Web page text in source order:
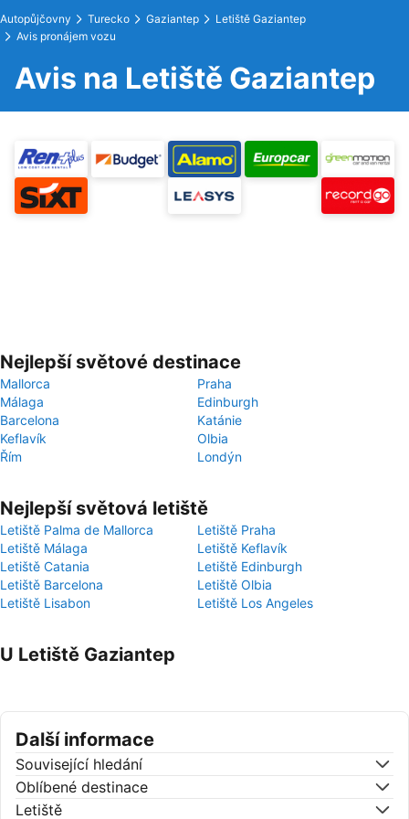
Autopůjčovny Turecko Gaziantep
Letiště Gaziantep
Avis pronájem vozu
Avis na Letiště Gaziantep
Nejlepší světové destinace
Mallorca
Praha
Málaga
Edinburgh
Barcelona
Katánie
Keflavík
Olbia
Řím
Londýn
Nejlepší světová letiště
Letiště Palma de Mallorca
Letiště Praha
Letiště Málaga
Letiště Keflavík
Letiště Catania
Letiště Edinburgh
Letiště Barcelona
Letiště Olbia
Letiště Lisabon
Letiště Los Angeles
U Letiště Gaziantep
Další informace
Související hledání
Oblíbené destinace
Letiště